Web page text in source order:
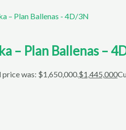
– Plan Ballenas –
was: $1,650,000. $1,445,000